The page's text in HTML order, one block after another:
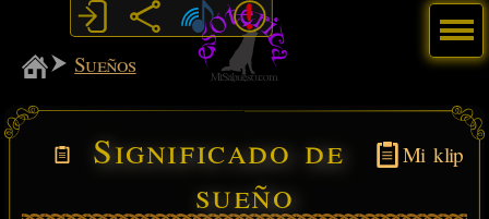
MiSabueso
Sueños
Mi klip
Significado de
sueño
Menú